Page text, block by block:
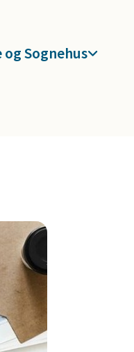
og Sognehus